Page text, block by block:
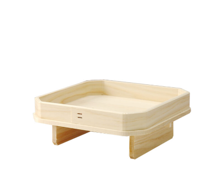
会社概要
お問い合わせ
ユーザーログイン
お買物かご